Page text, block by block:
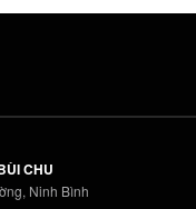
CHU
Ninh Bình